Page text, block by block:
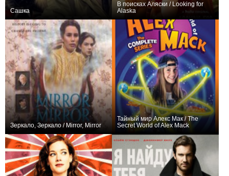
Сашка
В поисках Аляски / Looking for
Alaska
Зеркало, Зеркало / Mirror, Mirror
Тайный мир Алекс Мак / The
Secret World of Alex Mack